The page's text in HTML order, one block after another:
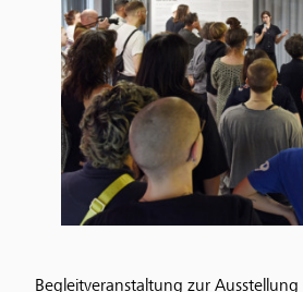
Begleitveranstaltung zur Ausstellung